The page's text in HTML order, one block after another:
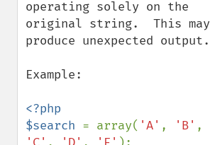
operating solely on the
original string.  This may
produce unexpected output.
Example:
<?php
$search = array( 'A' , 'B'